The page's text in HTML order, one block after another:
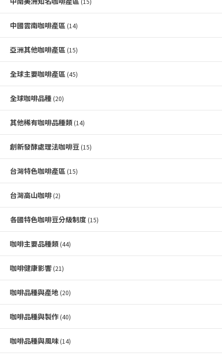
中國雲南咖啡產區 (14)
亞洲其他咖啡產區 (15)
全球主要咖啡產區 (45)
全球咖啡品種 (20)
其他稀有咖啡品種類 (14)
創新發酵處理法咖啡豆 (15)
台灣特色咖啡產區 (15)
台灣高山咖啡(2)
各國特色咖啡豆分級制度 (15)
咖啡主要品種類 (44)
咖啡健康影響 (21)
咖啡品種與產地 (20)
咖啡品種與製作 (40)
咖啡品種與風味(14)